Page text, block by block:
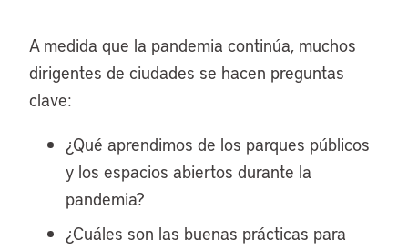
A medida que la pandemia continúa, muchos
dirigentes de ciudades se hacen preguntas
clave:
¿Qué aprendimos de los parques públicos
y los espacios abiertos durante la
pandemia?
¿Cuáles son las buenas prácticas para